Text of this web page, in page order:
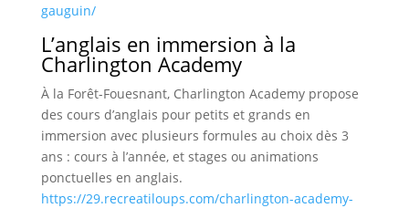
gauguin/
L’anglais en immersion à la
Charlington Academy
À la Forêt-Fouesnant, Charlington Academy propose
des cours d’anglais pour petits et grands en
immersion avec plusieurs formules au choix dès 3
ans : cours à l’année, et stages ou animations
ponctuelles en anglais.
https://29.recreatiloups.com/charlington-academy-